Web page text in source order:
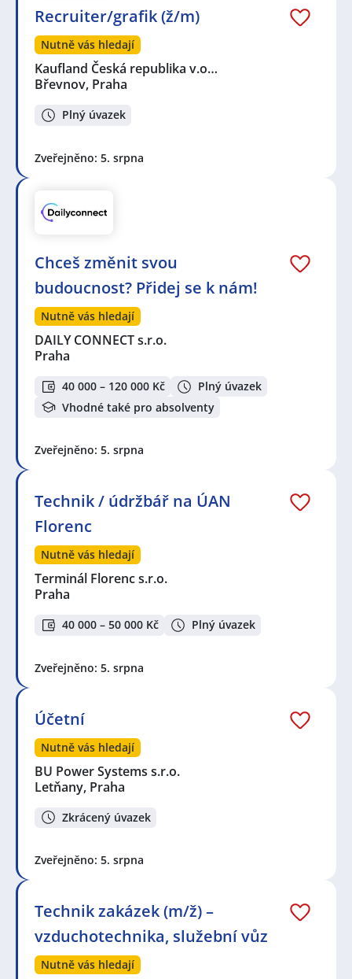
Recruiter/grafik (ž/m)
Nutně vás hledají
Kaufland Česká republika v.o…
Břevnov, Praha
Plný úvazek
Zveřejněno: 5. srpna
Chceš změnit svou
budoucnost? Přidej se k nám!
Nutně vás hledají
DAILY CONNECT s.r.o.
Praha
40 000 – 120 000 Kč
Plný úvazek
Vhodné také pro absolventy
Zveřejněno: 5. srpna
Technik / údržbář na ÚAN
Florenc
Nutně vás hledají
Terminál Florenc s.r.o.
Praha
40 000 – 50 000 Kč Plný úvazek
Zveřejněno: 5. srpna
Účetní
Nutně vás hledají
BU Power Systems s.r.o.
Letňany, Praha
Zkrácený úvazek
Zveřejněno: 5. srpna
Technik zakázek (m/ž) –
vzduchotechnika, služební vůz
Nutně vás hledají